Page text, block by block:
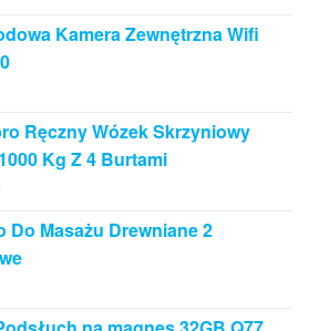
Kamera Zewnętrzna Wifi
Ręczny Wózek Skrzyniowy
Kg Z 4 Burtami
Do Masażu Drewniane 2